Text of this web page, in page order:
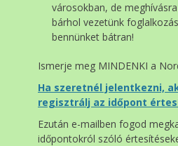
városokban, de
bárhol vezetünk
bennünket bátran!
Ismerje meg MINDENKI a
Ha szeretnél jelentkezni,
regisztrálj az időpont
Ezután e-mailben fogod
időpontokról szóló